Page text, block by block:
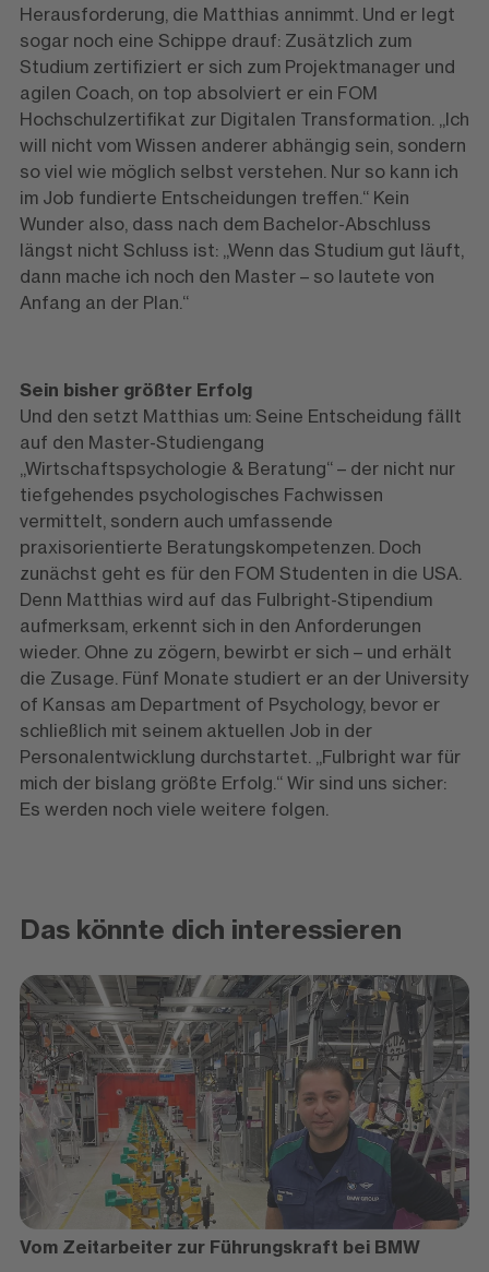
Herausforderung, die Matthias annimmt. Und er legt
sogar noch eine Schippe drauf: Zusätzlich zum
Studium zertifiziert er sich zum Projektmanager und
agilen Coach, on top absolviert er ein FOM
Hochschulzertifikat zur Digitalen Transformation. „Ich
will nicht vom Wissen anderer abhängig sein, sondern
so viel wie möglich selbst verstehen. Nur so kann ich
im Job fundierte Entscheidungen treffen.“ Kein
Wunder also, dass nach dem Bachelor-Abschluss
längst nicht Schluss ist: „Wenn das Studium gut läuft,
dann mache ich noch den Master – so lautete von
Anfang an der Plan.“
Sein bisher größter Erfolg
Und den setzt Matthias um: Seine Entscheidung fällt
auf den Master-Studiengang
„Wirtschaftspsychologie & Beratung“ – der nicht nur
tiefgehendes psychologisches Fachwissen
vermittelt, sondern auch umfassende
praxisorientierte Beratungskompetenzen. Doch
zunächst geht es für den FOM Studenten in die USA.
Denn Matthias wird auf das Fulbright-Stipendium
aufmerksam, erkennt sich in den Anforderungen
wieder. Ohne zu zögern, bewirbt er sich – und erhält
die Zusage. Fünf Monate studiert er an der University
of Kansas am Department of Psychology, bevor er
schließlich mit seinem aktuellen Job in der
Personalentwicklung durchstartet. „Fulbright war für
mich der bislang größte Erfolg.“ Wir sind uns sicher:
Es werden noch viele weitere folgen.
Das könnte dich interessieren
Vom Zeitarbeiter zur Führungskraft bei BMW